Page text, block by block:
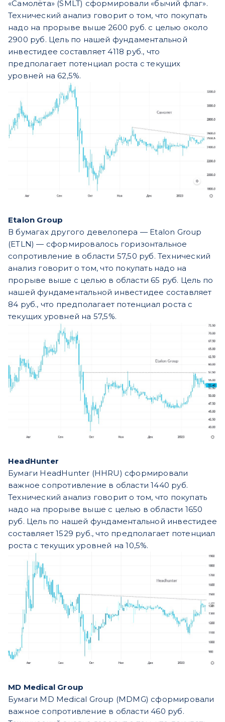
«Самолёта» (SMLT) сформировали «бычий флаг».
Технический анализ говорит о том, что покупать
надо на прорыве выше 2600 руб. с целью около
2900 руб. Цель по нашей фундаментальной
инвестидее составляет 4118 руб., что
предполагает потенциал роста с текущих
уровней на 62,5%.
Etalon Group
В бумагах другого девелопера — Etalon Group
(ETLN) — сформировалось горизонтальное
сопротивление в области 57,50 руб. Технический
анализ говорит о том, что покупать надо на
прорыве выше с целью в области 65 руб. Цель по
нашей фундаментальной инвестидее составляет
84 руб., что предполагает потенциал роста с
текущих уровней на 57,5%.
HeadHunter
Бумаги HeadHunter (HHRU) сформировали
важное сопротивление в области 1440 руб.
Технический анализ говорит о том, что покупать
надо на прорыве выше с целью в области 1650
руб. Цель по нашей фундаментальной инвестидее
составляет 1529 руб., что предполагает потенциал
роста с текущих уровней на 10,5%.
MD Medical Group
Бумаги MD Medical Group (MDMG) сформировали
важное сопротивление в области 460 руб.